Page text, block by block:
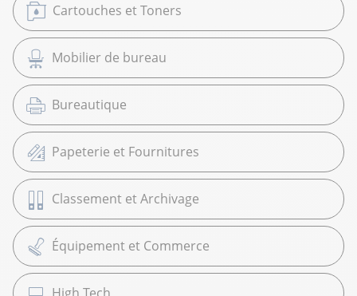
Cartouches et Toners
Mobilier de bureau
Bureautique
Papeterie et Fournitures
Classement et Archivage
Équipement et Commerce